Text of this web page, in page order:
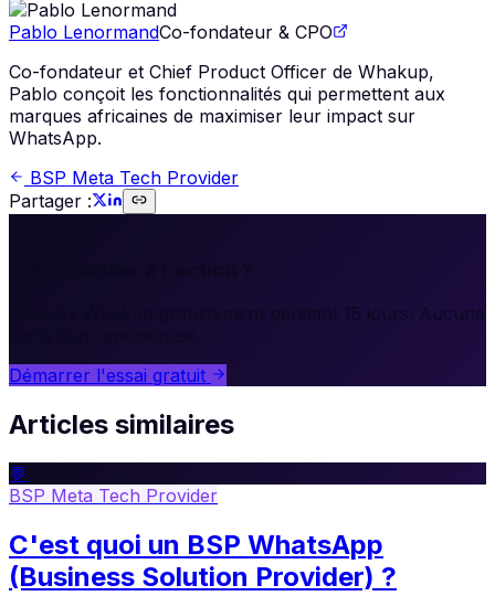
Pablo LenormandCo-fondateur & CPO
Co-fondateur et Chief Product Officer de Whakup,
Pablo conçoit les fonctionnalités qui permettent aux
marques africaines de maximiser leur impact sur
WhatsApp.
BSP Meta Tech Provider
Partager :
Essayez Whakup gratuitement pendant 15 jours. Aucune
Démarrer l'essai gratuit
Articles similaires
💬
BSP Meta Tech Provider
C'est quoi un BSP WhatsApp
(Business Solution Provider) ?